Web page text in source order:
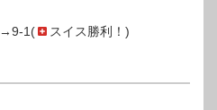
→9-1( スイス勝利！)